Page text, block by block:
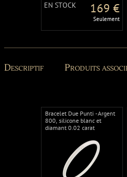
EN STOCK 169 €
Seulement
Descriptif Produits
Bracelet Due Punti - Argent
800, silicone blanc et
diamant 0.02 carat